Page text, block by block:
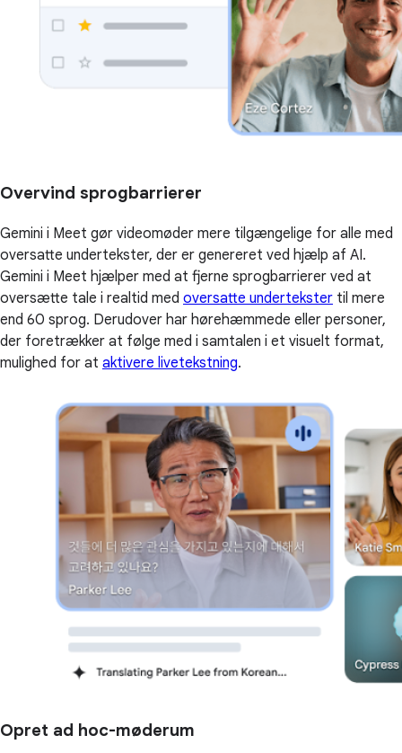
Overvind sprogbarrierer
Gemini i Meet gør videomøder mere tilgængelige for alle med
oversatte undertekster, der er genereret ved hjælp af AI.
Gemini i Meet hjælper med at fjerne sprogbarrierer ved at
oversætte tale i realtid med oversatte undertekster til mere
end 60 sprog. Derudover har hørehæmmede eller personer,
der foretrækker at følge med i samtalen i et visuelt format,
mulighed for at aktivere livetekstning.
Opret ad hoc-møderum